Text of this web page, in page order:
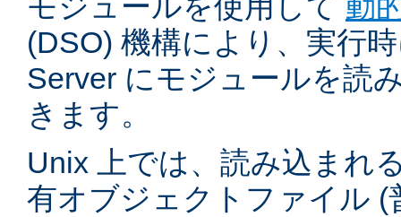
(DSO) 機構により、実行
Server にモジュールを読
きます。
Unix 上では、読み込まれ
有オブジェクトファイル